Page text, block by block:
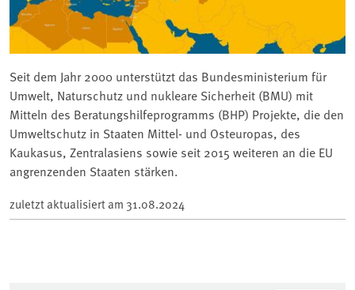
Seit dem Jahr 2000 unterstützt das Bundesministerium für
Umwelt, Naturschutz und nukleare Sicherheit (BMU) mit
Mitteln des Beratungshilfeprogramms (BHP) Projekte, die den
Umweltschutz in Staaten Mittel- und Osteuropas, des
Kaukasus, Zentralasiens sowie seit 2015 weiteren an die EU
angrenzenden Staaten stärken.
zuletzt aktualisiert am 31.08.2024